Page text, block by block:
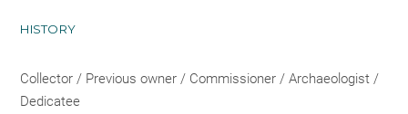
HISTORY
Collector / Previous owner / Commissioner / Archaeologist /
Dedicatee